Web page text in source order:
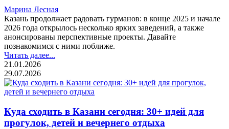
Марина Лесная
Казань продолжает радовать гурманов: в конце 2025 и начале
2026 года открылось несколько ярких заведений, а также
анонсированы перспективные проекты. Давайте
познакомимся с ними поближе.
Читать далее...
21.01.2026
29.07.2026
Куда сходить в Казани сегодня: 30+ идей для
прогулок, детей и вечернего отдыха